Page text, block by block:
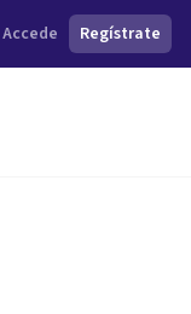
Accede Regístrate